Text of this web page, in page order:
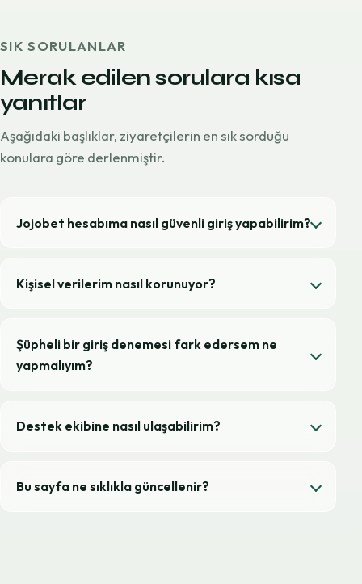
SIK SORULANLAR
Merak edilen sorulara kısa
yanıtlar
Aşağıdaki başlıklar, ziyaretçilerin en sık sorduğu
konulara göre derlenmiştir.
Jojobet hesabıma nasıl güvenli giriş yapabilirim?
Kişisel verilerim nasıl korunuyor?
Şüpheli bir giriş denemesi fark edersem ne
yapmalıyım?
Destek ekibine nasıl ulaşabilirim?
Bu sayfa ne sıklıkla güncellenir?